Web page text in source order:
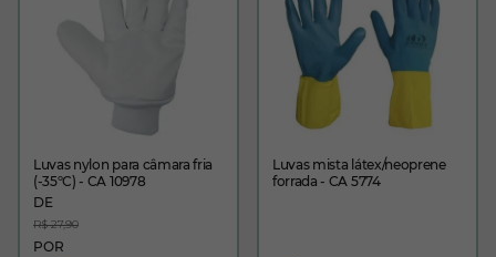
Luvas nylon para câmara fria
(-35ºC) - CA 10978
R$ 27,90
Luvas mista látex/neoprene
forrada - CA 5774